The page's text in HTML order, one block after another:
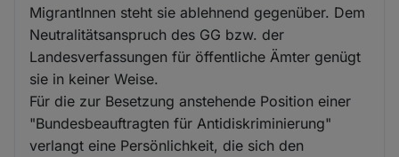
MigrantInnen steht sie ablehnend gegenüber. Dem
Neutralitätsanspruch des GG bzw. der
Landesverfassungen für öffentliche Ämter genügt
sie in keiner Weise.
Für die zur Besetzung anstehende Position einer
"Bundesbeauftragten für Antidiskriminierung"
verlangt eine Persönlichkeit, die sich den